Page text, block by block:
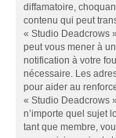
diffamatoire,
contenu qui peut
« Studio Deadcrows
peut vous mener à
notification à votre
nécessaire. Les
pour aider au
« Studio Deadcrows
n’importe quel sujet
tant que membre,